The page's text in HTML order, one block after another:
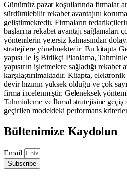
Günümüz pazar koşullarında firmalar
sürdürülebilir rekabet avantajını
geliştirmektedir. Firmaların
başlarına rekabet avantajı sağlamaları
yöntemlerin yetersiz kalmasından
stratejilere yönelmektedir. Bu kitapta
yapısı ile İş Birlikçi Planlama,
yapısının işletmelere sağladığı rekabet
karşılaştırılmaktadır. Kitapta,
devir hızının yüksek olduğu ve çok
firma incelenmiştir. Geleneksek
Tahminleme ve İkmal stratejisine geçiş
geçirilen modeldeki performans
Bültenimize Kaydolun
Email
Subscribe